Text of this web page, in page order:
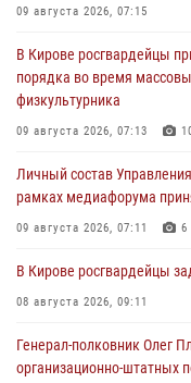
09 августа 2026, 07:15
В Кирове росгвардейцы
порядка во время
физкультурника
09 августа 2026, 07:13
Личный состав
рамках медиафорума
09 августа 2026, 07:11 6
В Кирове росгвардейцы
08 августа 2026, 09:11
Генерал-полковник Олег
организационно-штатных